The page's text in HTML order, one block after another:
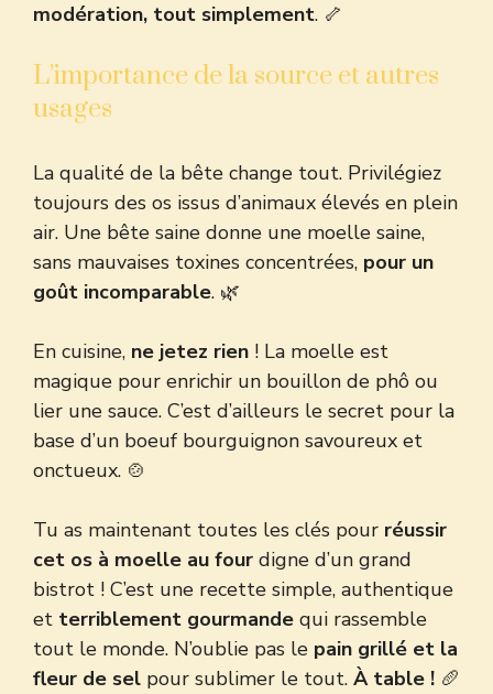
modération, tout simplement. 🦴
L’importance de la source et autres
usages
La qualité de la bête change tout. Privilégiez
toujours des os issus d’animaux élevés en plein
air. Une bête saine donne une moelle saine,
sans mauvaises toxines concentrées, pour un
goût incomparable. 🌿
En cuisine, ne jetez rien ! La moelle est
magique pour enrichir un bouillon de phô ou
lier une sauce. C’est d’ailleurs le secret pour la
base d’un boeuf bourguignon savoureux et
onctueux. 🍲
Tu as maintenant toutes les clés pour réussir
cet os à moelle au four digne d’un grand
bistrot ! C’est une recette simple, authentique
et terriblement gourmande qui rassemble
tout le monde. N’oublie pas le pain grillé et la
fleur de sel pour sublimer le tout. À table ! 🥖